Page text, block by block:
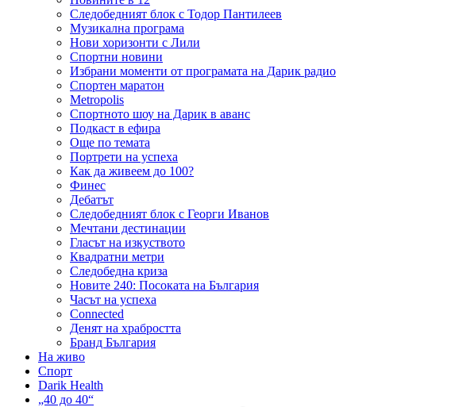
Следобедният блок с Тодор Пантилеев
Музикална програма
Нови хоризонти с Лили
Спортни новини
Избрани моменти от програмата на Дарик радио
Спортен маратон
Metropolis
Спортното шоу на Дарик в аванс
Подкаст в ефира
Още по темата
Портрети на успеха
Как да живеем до 100?
Финес
Дебатът
Следобедният блок с Георги Иванов
Мечтани дестинации
Гласът на изкуството
Квадратни метри
Следобедна криза
Новите 240: Посоката на България
Часът на успеха
Connected
Денят на храбростта
Бранд България
На живо
Спорт
Darik Health
„40 до 40“